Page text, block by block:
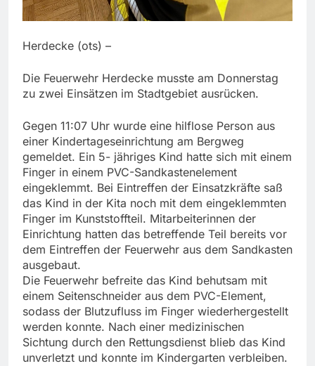
Herdecke (ots) –
Die Feuerwehr Herdecke musste am Donnerstag
zu zwei Einsätzen im Stadtgebiet ausrücken.
Gegen 11:07 Uhr wurde eine hilflose Person aus
einer Kindertageseinrichtung am Bergweg
gemeldet. Ein 5- jähriges Kind hatte sich mit einem
Finger in einem PVC-Sandkastenelement
eingeklemmt. Bei Eintreffen der Einsatzkräfte saß
das Kind in der Kita noch mit dem eingeklemmten
Finger im Kunststoffteil. Mitarbeiterinnen der
Einrichtung hatten das betreffende Teil bereits vor
dem Eintreffen der Feuerwehr aus dem Sandkasten
ausgebaut.
Die Feuerwehr befreite das Kind behutsam mit
einem Seitenschneider aus dem PVC-Element,
sodass der Blutzufluss im Finger wiederhergestellt
werden konnte. Nach einer medizinischen
Sichtung durch den Rettungsdienst blieb das Kind
unverletzt und konnte im Kindergarten verbleiben.